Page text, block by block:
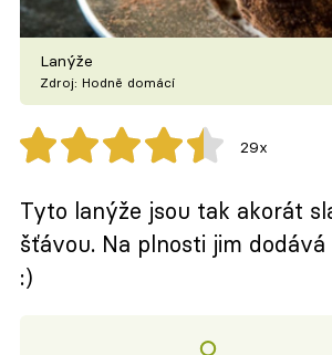
Lanýže
Zdroj: Hodně domácí
29x
Tyto lanýže jsou tak akorát
šťávou. Na plnosti jim
:)